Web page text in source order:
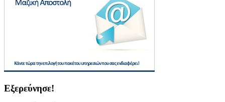
Εξερεύνησε!